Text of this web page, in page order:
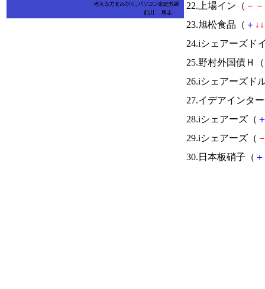
22.上場イン（ － －
23.旭松食品（ ＋ ↓ ↓
24.iシェアーズド
25.野村外国債Ｈ（
26.iシェアーズド
27.イデアインタ
28.iシェアーズ（
29.iシェアーズ（
30.日本板硝子（ ＋